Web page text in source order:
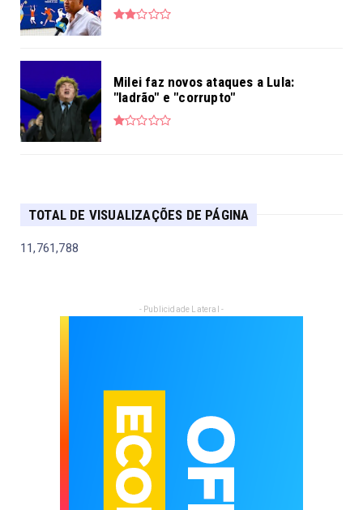
Milei faz novos ataques a Lula:
"ladrão" e "corrupto"
TOTAL DE VISUALIZAÇÕES DE PÁGINA
11,761,788
- Publicidade Lateral -